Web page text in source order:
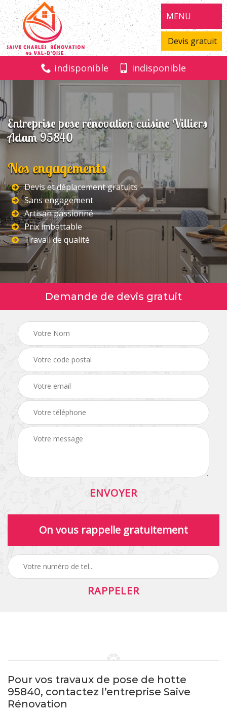
MENU
Devis gratuit
indisponible indisponible
Entreprise pose rénovation cuisine Villiers
Adam 95840
Nos engagements
Devis et déplacement gratuits
Sans engagement
Artisan passionné
Prix imbattable
Travail de qualité
Demande de devis gratuit
On vous rappelle gratuitement
Pour vos travaux de pose de hotte
95840, contactez l’entreprise Saive
Rénovation